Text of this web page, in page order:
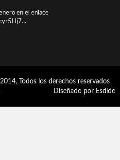
en el enlace
Todos los derechos reservados
Diseñado por Esdide